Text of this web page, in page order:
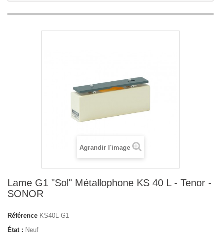
Agrandir l'image
Lame G1 "Sol" Métallophone KS 40 L - Tenor -
SONOR
Référence KS40L-G1
État : Neuf